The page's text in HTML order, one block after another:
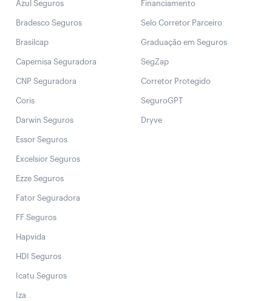
Azul Seguros
Bradesco Seguros
Brasilcap
Capemisa Seguradora
CNP Seguradora
Coris
Darwin Seguros
Essor Seguros
Excelsior Seguros
Ezze Seguros
Fator Seguradora
FF Seguros
Hapvida
HDI Seguros
Icatu Seguros
Iza
Financiamento
Selo Corretor Parceiro
Graduação em Seguros
SegZap
Corretor Protegido
SeguroGPT
Dryve